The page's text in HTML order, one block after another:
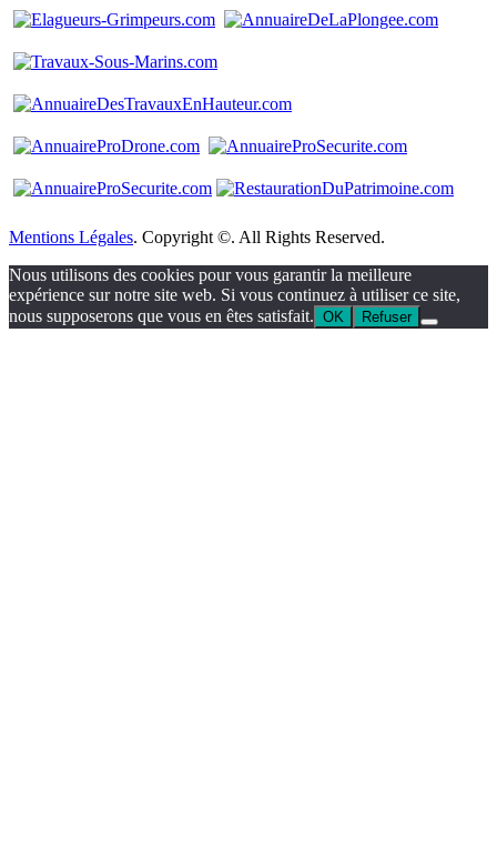
Mentions Légales. Copyright ©. All Rights Reserved.
Nous utilisons des cookies pour vous garantir la meilleure
expérience sur notre site web. Si vous continuez à utiliser ce site,
nous supposerons que vous en êtes satisfait. OK Refuser